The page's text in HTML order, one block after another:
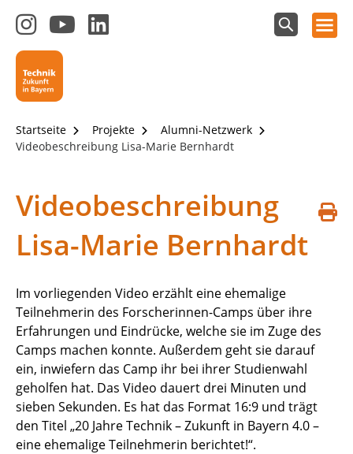
Technik - Zukunft in Bayern
Zum
Instagram-
Kanal
von
Technik-
in
Bayern
Zum
YouTube-LinkedIn-
Suchfeld
Hauptnavigation öffnen
Startseite Projekte
Alumni-Netzwerk
Videobeschreibung Lisa-Marie Bernhardt
Videobeschreibung
Lisa-Marie Bernhardt
Im vorliegenden Video erzählt eine ehemalige
Teilnehmerin des Forscherinnen-Camps über ihre
Erfahrungen und Eindrücke, welche sie im Zuge des
Camps machen konnte. Außerdem geht sie darauf
ein, inwiefern das Camp ihr bei ihrer Studienwahl
geholfen hat. Das Video dauert drei Minuten und
sieben Sekunden. Es hat das Format 16:9 und trägt
den Titel „20 Jahre Technik – Zukunft in Bayern 4.0 –
eine ehemalige Teilnehmerin berichtet!“.